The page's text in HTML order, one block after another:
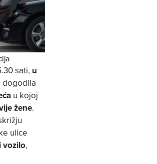
sati, u
dogodila
u kojoj
žene.
ulice
vozilo,